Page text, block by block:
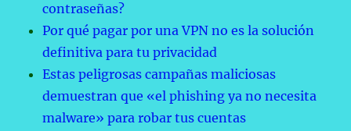
contraseñas?
Por qué pagar por una VPN no es la solución
definitiva para tu privacidad
Estas peligrosas campañas maliciosas
demuestran que «el phishing ya no necesita
malware» para robar tus cuentas